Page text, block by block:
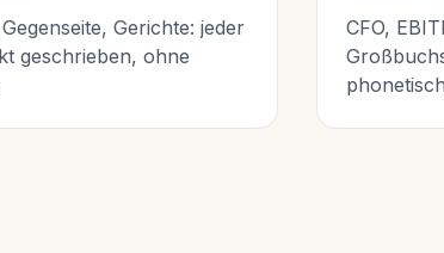
Gerichte: jeder
geschrieben, ohne
CFO,